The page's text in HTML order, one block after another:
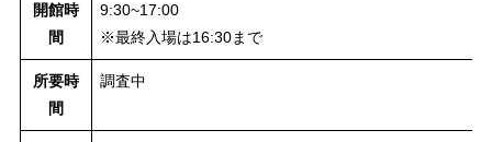
開館時
間
9:30~17:00
※最終入場は16:30まで
所要時
間
調査中